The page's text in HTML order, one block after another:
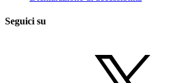
Seguici su